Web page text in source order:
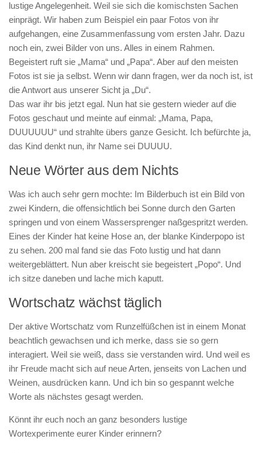
lustige Angelegenheit. Weil sie sich die komischsten Sachen
einprägt. Wir haben zum Beispiel ein paar Fotos von ihr
aufgehangen, eine Zusammenfassung vom ersten Jahr. Dazu
noch ein, zwei Bilder von uns. Alles in einem Rahmen.
Begeistert ruft sie „Mama“ und „Papa“. Aber auf den meisten
Fotos ist sie ja selbst. Wenn wir dann fragen, wer da noch ist, ist
die Antwort aus unserer Sicht ja „Du“.
Das war ihr bis jetzt egal. Nun hat sie gestern wieder auf die
Fotos geschaut und meinte auf einmal: „Mama, Papa,
DUUUUUU“ und strahlte übers ganze Gesicht. Ich befürchte ja,
das Kind denkt nun, ihr Name sei DUUUU.
Neue Wörter aus dem Nichts
Was ich auch sehr gern mochte: Im Bilderbuch ist ein Bild von
zwei Kindern, die offensichtlich bei Sonne durch den Garten
springen und von einem Wassersprenger naßgespritzt werden.
Eines der Kinder hat keine Hose an, der blanke Kinderpopo ist
zu sehen. 200 mal fand sie das Foto lustig und hat dann
weitergeblättert. Nun aber kreischt sie begeistert „Popo“. Und
ich sitze daneben und lache mich kaputt.
Wortschatz wächst täglich
Der aktive Wortschatz vom Runzelfüßchen ist in einem Monat
beachtlich gewachsen und ich merke, dass sie so gern
interagiert. Weil sie weiß, dass sie verstanden wird. Und weil es
ihr Freude macht sich auf neue Arten, jenseits von Lachen und
Weinen, ausdrücken kann. Und ich bin so gespannt welche
Worte als nächstes gesagt werden.
Könnt ihr euch noch an ganz besonders lustige
Wortexperimente eurer Kinder erinnern?